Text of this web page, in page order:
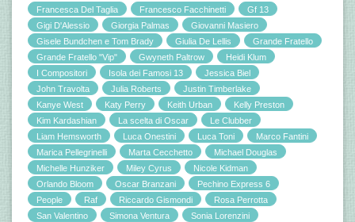
Francesca Del Taglia Francesco Facchinetti
Gf 13
Gigi D'Alessio
Giorgia Palmas
Giovanni Masiero
Gisele Bundchen e Tom Brady
Giulia De Lellis
Grande Fratello
Grande Fratello "Vip"
Gwyneth Paltrow
Heidi Klum
I Compositori
Isola dei Famosi 13
Jessica Biel
John Travolta
Julia Roberts
Justin Timberlake
Kanye West
Katy Perry Keith Urban
Kelly Preston
Kim Kardashian
La scelta di Oscar
Le Clubber
Liam Hemsworth
Luca Onestini Luca Toni
Marco Fantini
Marica Pellegrinelli
Marta Cecchetto
Michael Douglas
Michelle Hunziker
Miley Cyrus
Nicole Kidman
Orlando Bloom
Oscar Branzani
Pechino Express 6
People
Raf Riccardo Gismondi
Rosa Perrotta
San Valentino
Simona Ventura
Sonia Lorenzini